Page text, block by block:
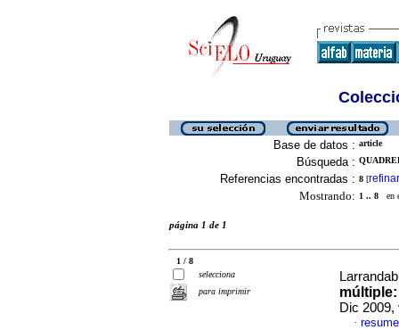
Base de datos : article
Búsqueda :
Referencias encontradas : 8 [refinar
Mostrando: 1 .. 8 en
página 1 de 1
1 / 8
selecciona
para imprimir
Dic 2009,
·